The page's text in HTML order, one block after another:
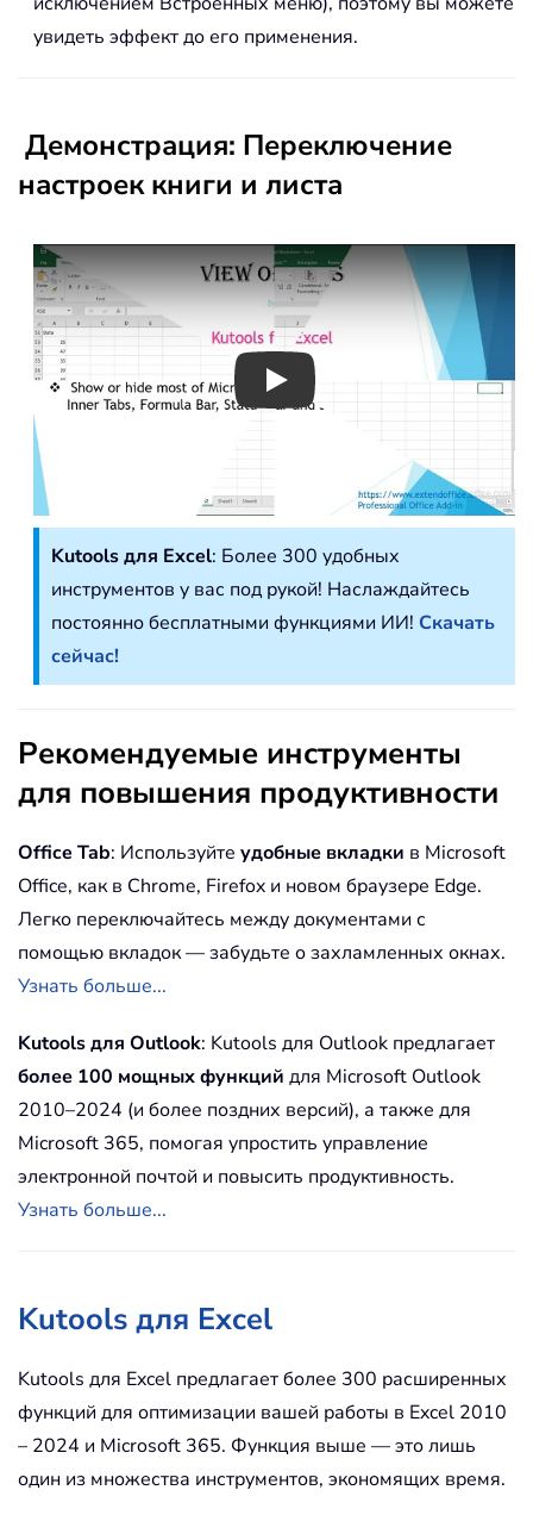
увидеть эффект до его применения.
Демонстрация: Переключение
настроек книги и листа
Play
Kutools для Excel: Более 300 удобных
инструментов у вас под рукой! Наслаждайтесь
постоянно бесплатными функциями ИИ! Скачать
сейчас!
Рекомендуемые инструменты
для повышения продуктивности
Office Tab: Используйте удобные вкладки в Microsoft
Office, как в Chrome, Firefox и новом браузере Edge.
Легко переключайтесь между документами с
помощью вкладок — забудьте о захламленных окнах.
Узнать больше...
Kutools для Outlook: Kutools для Outlook предлагает
более 100 мощных функций для Microsoft Outlook
2010–2024 (и более поздних версий), а также для
Microsoft 365, помогая упростить управление
электронной почтой и повысить продуктивность.
Узнать больше...
Kutools для Excel
Kutools для Excel предлагает более 300 расширенных
функций для оптимизации вашей работы в Excel 2010
– 2024 и Microsoft 365. Функция выше — это лишь
один из множества инструментов, экономящих время.